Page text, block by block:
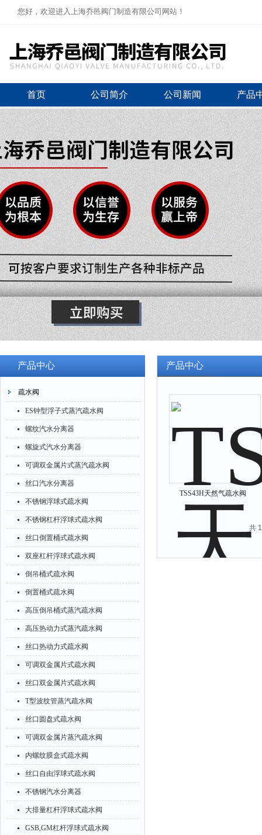
您好，欢迎进入上海乔邑阀门制造有限公司网站！
首页 公司简介 公司新闻 产品
产品中心
疏水阀
ES钟型浮子式蒸汽疏水阀
螺纹汽水分离器
螺旋式汽水分离器
可调双金属片式蒸汽疏水阀
丝口汽水分离器
不锈钢浮球式疏水阀
不锈钢杠杆浮球式疏水阀
丝口倒置桶式疏水阀
双座杠杆浮球式疏水阀
倒吊桶式疏水阀
倒置桶式疏水阀
高压倒吊桶式蒸汽疏水阀
高压热动力式蒸汽疏水阀
丝口热动力式疏水阀
可调双金属片式疏水阀
丝口双金属片式疏水阀
T型波纹管蒸汽疏水阀
丝口圆盘式疏水阀
可调双金属片蒸汽疏水阀
内螺纹膜盒式疏水阀
丝口自由浮球式疏水阀
不锈钢汽水分离器
大排量杠杆浮球式疏水阀
GSB,GM杠杆浮球式疏水阀
产品中心
TSS43H天然气疏水阀
共